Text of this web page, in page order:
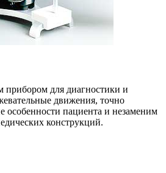
прибором для диагностики и
движения, точно
особенности пациента и незаменим
конструкций.